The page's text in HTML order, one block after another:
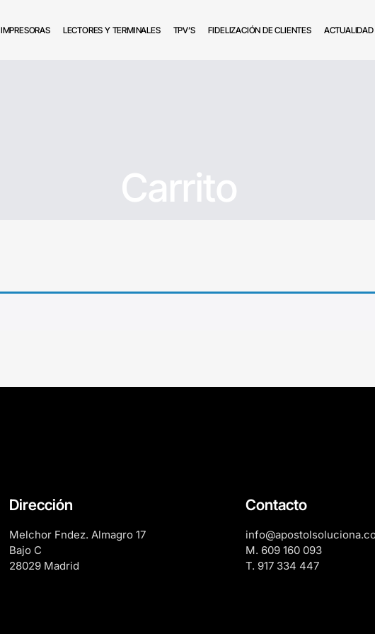
IMPRESORAS LECTORES Y TERMINALES TPV’S FIDELIZACIÓN DE CLIENTES ACTUALIDAD
Carrito
Dirección
Melchor Fndez. Almagro 17
Bajo C
28029 Madrid
Contacto
M. 609 160 093
T. 917 334 447